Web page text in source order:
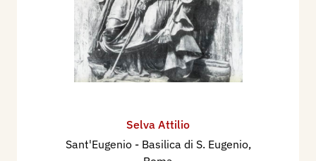
Selva Attilio
Sant'Eugenio - Basilica di S. Eugenio,